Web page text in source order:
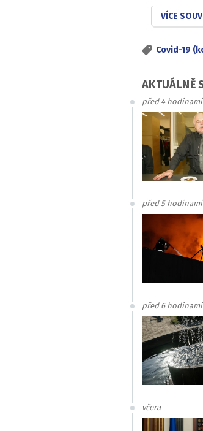
VÍCE
Covid-19
AKTUÁLNĚ
před 4 hodinami
před 5 hodinami
před 6 hodinami
včera